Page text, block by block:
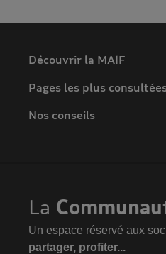
Découvrir la MAIF
Pages les plus
Nos conseils
La
Un espace réservé aux
partager, profiter...